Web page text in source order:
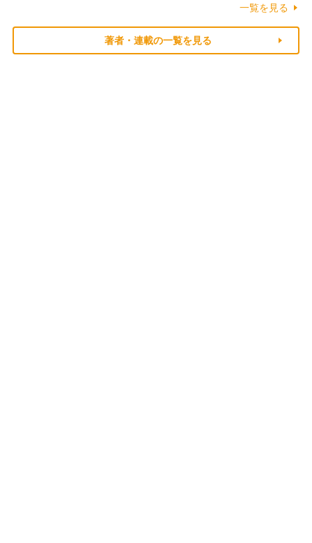
一覧を見る
著者・連載の一覧を見る